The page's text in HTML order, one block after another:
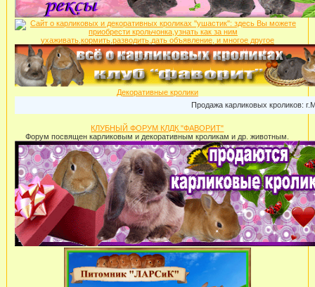
Декоративные кролики
Продажа карликовых кроликов: г.Москва ,
КЛУБНЫЙ ФОРУМ КЛДК "ФАВОРИТ"
Форум посвящен карликовым и декоративным кроликам и др. животным.